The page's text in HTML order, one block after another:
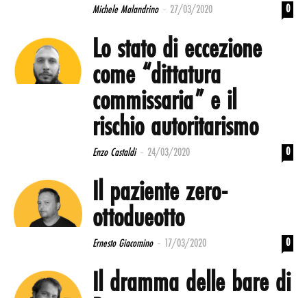
Michele Malandrino - 27/03/2020 0
Lo stato di eccezione
come “dittatura
commissaria” e il
rischio autoritarismo
Enzo Castaldi - 24/03/2020 0
Il paziente zero-
ottodueotto
Ernesto Giacomino - 17/03/2020 0
Il dramma delle bare di